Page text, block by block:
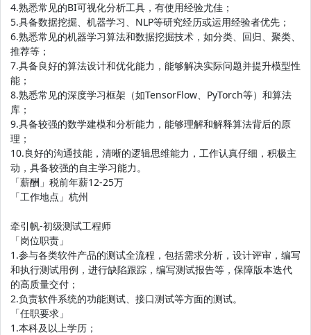
4.熟悉常见的BI可视化分析工具，有使用经验尤佳；
5.具备数据挖掘、机器学习、NLP等研究经历或运用经验者优先；
6.熟悉常见的机器学习算法和数据挖掘技术，如分类、回归、聚类、
推荐等；
7.具备良好的算法设计和优化能力，能够解决实际问题并提升模型性
能；
8.熟悉常见的深度学习框架（如TensorFlow、PyTorch等）和算法
库；
9.具备较强的数学建模和分析能力，能够理解和解释算法背后的原
理；
10.良好的沟通技能，清晰的逻辑思维能力，工作认真仔细，积极主
动，具备较强的自主学习能力。
「薪酬」税前年薪12-25万
「工作地点」杭州
牵引帆-初级测试工程师
「岗位职责」
1.参与各类软件产品的测试全流程，包括需求分析，设计评审，编写
和执行测试用例，进行缺陷跟踪，编写测试报告等，保障版本迭代
的高质量交付；
2.负责软件系统的功能测试、接口测试等方面的测试。
「任职要求」
1.本科及以上学历；